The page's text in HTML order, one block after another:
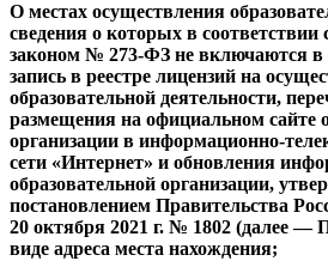
О местах осуществления
сведения о которых в
законом № 273-ФЗ не включаются в
запись в реестре лицензий на
образовательной деятельности,
размещения на официальном сайте
организации в информационно-
сети «Интернет» и обновления
образовательной организации,
постановлением Правительства
20 октября 2021 г. № 1802 (далее —
виде адреса места нахождения;